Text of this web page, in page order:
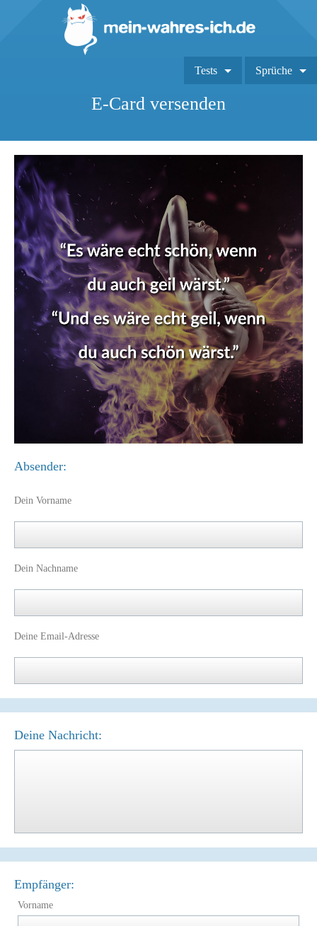
Tests Sprüche
E-Card versenden
Absender:
Dein Vorname
Dein Nachname
Deine Email-Adresse
Deine Nachricht:
Empfänger:
Vorname